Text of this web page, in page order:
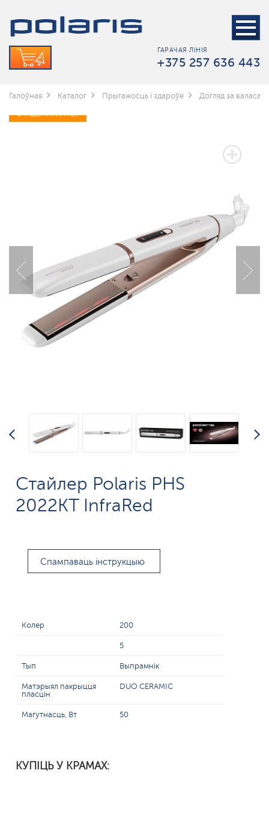
ГАРАЧАЯ ЛІНІЯ
+375 257 636 443
Галоўная Каталог Прыгажосць і здароўе Догляд за валасамі
3 ГАДЫ ГАРАНТЫІ
Стайлер Polaris PHS
2022KT InfraRed
Спампаваць інструкцыю
Колер 200
5
Тып Выпрамнік
Матэрыял пакрыцця
пласцін
DUO CERAMIC
Магутнасць, Вт 50
КУПІЦЬ У КРАМАХ: